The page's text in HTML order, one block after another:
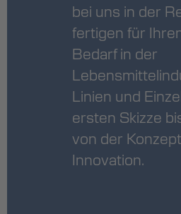
bei uns in der
fertigen für
Bedarf in der
Linien und
ersten Skizze
von der
Innovation.